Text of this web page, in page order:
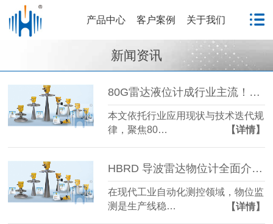
产品中心 客户案例 关于我们
新闻资讯
80G雷达液位计成行业主流！国产雷达液位计五大发展趋势解析
本文依托行业应用现状与技术迭代规
律，聚焦80…
【详情】
HBRD 导波雷达物位计全面介绍、应用场景及核心优势
在现代工业自动化测控领域，物位监
测是生产线稳…
【详情】